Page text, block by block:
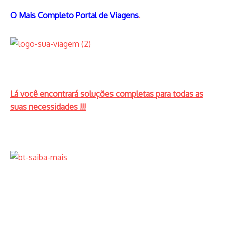
O Mais Completo Portal de Viagens.
Lá você encontrará soluções completas para todas as
suas necessidades !!!